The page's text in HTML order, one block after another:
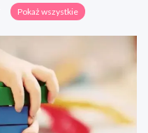
Pokaż wszystkie